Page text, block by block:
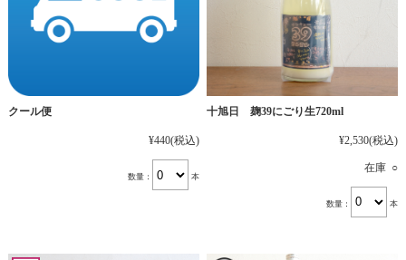
クール便
¥440(税込)
数量： 本
十旭日 麹39にごり生720ml
¥2,530(税込)
在庫 ○
数量： 本